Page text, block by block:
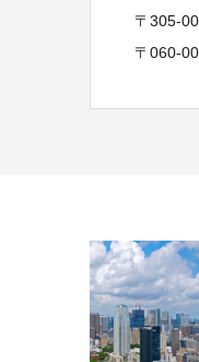
〒305-
〒060-